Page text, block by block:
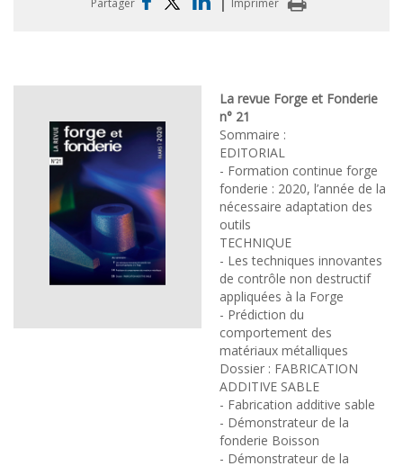
Partager Imprimer
La revue Forge et Fonderie
n° 21
Sommaire :
EDITORIAL
- Formation continue forge
fonderie : 2020, l’année de la
nécessaire adaptation des
outils
TECHNIQUE
- Les techniques innovantes
de contrôle non destructif
appliquées à la Forge
- Prédiction du
comportement des
matériaux métalliques
Dossier : FABRICATION
ADDITIVE SABLE
- Fabrication additive sable
- Démonstrateur de la
fonderie Boisson
- Démonstrateur de la